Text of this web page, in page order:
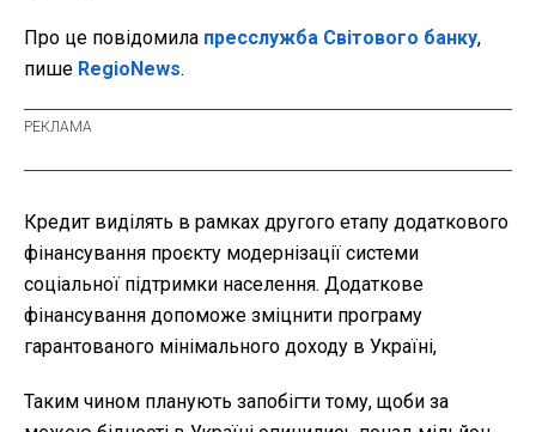
Про це повідомила пресслужба Світового банку,
пише RegioNews.
Кредит виділять в рамках другого етапу додаткового
фінансування проєкту модернізації системи
соціальної підтримки населення. Додаткове
фінансування допоможе зміцнити програму
гарантованого мінімального доходу в Україні,
Таким чином планують запобігти тому, щоби за